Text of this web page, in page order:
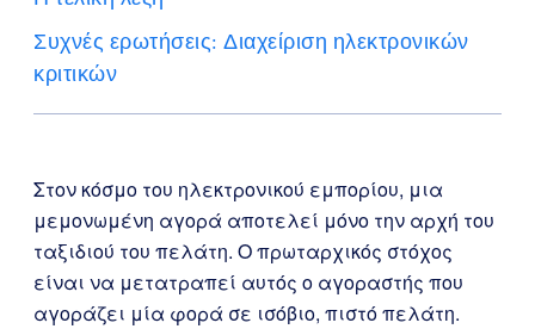
Συχνές ερωτήσεις: Διαχείριση ηλεκτρονικών
κριτικών
Στον κόσμο του ηλεκτρονικού εμπορίου, μια
μεμονωμένη αγορά αποτελεί μόνο την αρχή του
ταξιδιού του πελάτη. Ο πρωταρχικός στόχος
είναι να μετατραπεί αυτός ο αγοραστής που
αγοράζει μία φορά σε ισόβιο, πιστό πελάτη.